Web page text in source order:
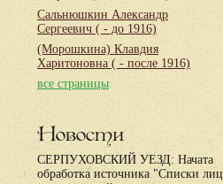
Сальнюшкин Александр
Сергеевич ( - до 1916)
(Морошкина) Клавдия
Харитоновна ( - после 1916)
все страницы
Новости
СЕРПУХОВСКИЙ УЕЗД: Начата
обработка источника "Списки лиц